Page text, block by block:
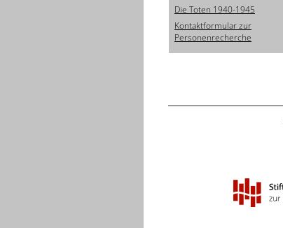
Die Toten 1940-1945
Kontaktformular zur
Personenrecherche